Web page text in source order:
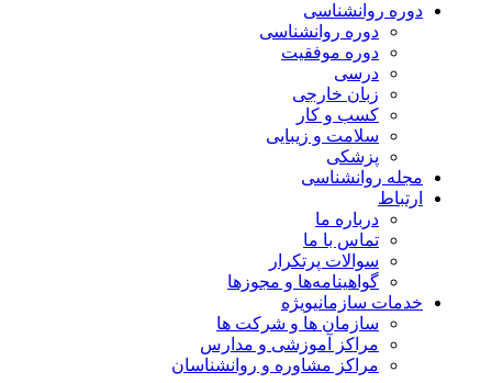
دوره روانشناسی
دوره روانشناسی
دوره موفقیت
درسی
زبان خارجی
کسب و کار
سلامت و زیبایی
پزشکی
مجله روانشناسی
ارتباط
درباره ما
تماس با ما
سوالات پرتکرار
گواهینامه‌ها و مجوزها
خدمات سازمانیویژه
سازمان ها و شرکت ها
مراکز آموزشی و مدارس
مراکز مشاوره و روانشناسان